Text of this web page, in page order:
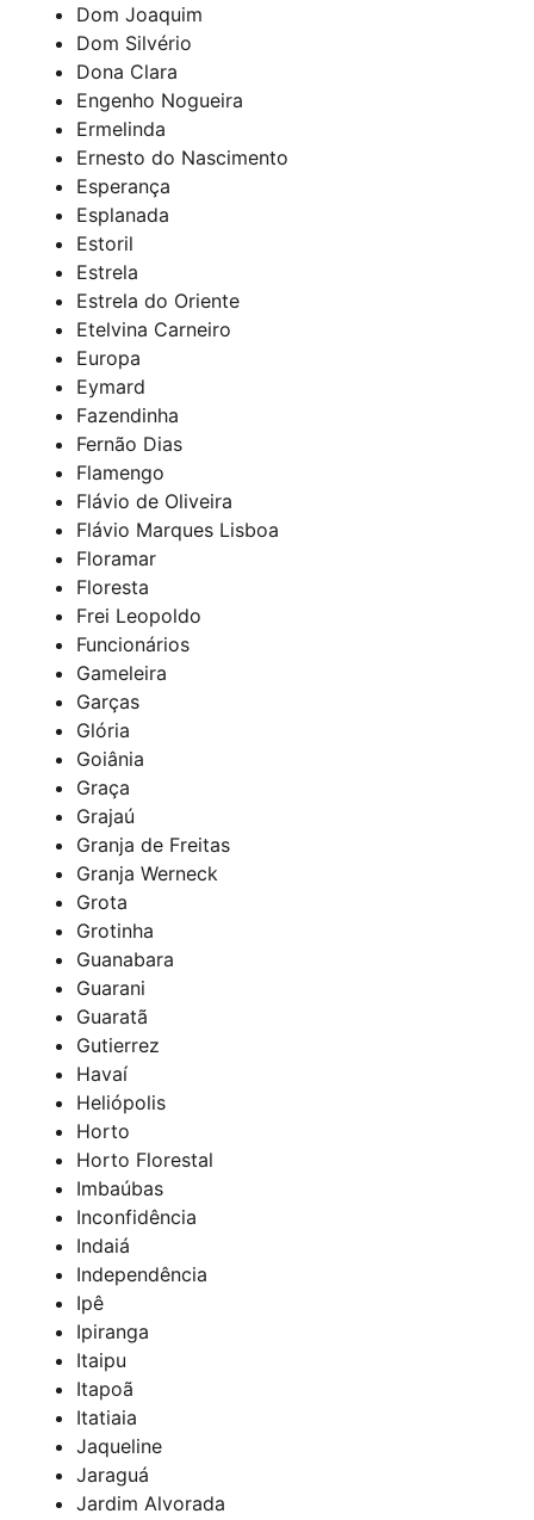
Dom Joaquim
Dom Silvério
Dona Clara
Engenho Nogueira
Ermelinda
Ernesto do Nascimento
Esperança
Esplanada
Estoril
Estrela
Estrela do Oriente
Etelvina Carneiro
Europa
Eymard
Fazendinha
Fernão Dias
Flamengo
Flávio de Oliveira
Flávio Marques Lisboa
Floramar
Floresta
Frei Leopoldo
Funcionários
Gameleira
Garças
Glória
Goiânia
Graça
Grajaú
Granja de Freitas
Granja Werneck
Grota
Grotinha
Guanabara
Guarani
Guaratã
Gutierrez
Havaí
Heliópolis
Horto
Horto Florestal
Imbaúbas
Inconfidência
Indaiá
Independência
Ipê
Ipiranga
Itaipu
Itapoã
Itatiaia
Jaqueline
Jaraguá
Jardim Alvorada